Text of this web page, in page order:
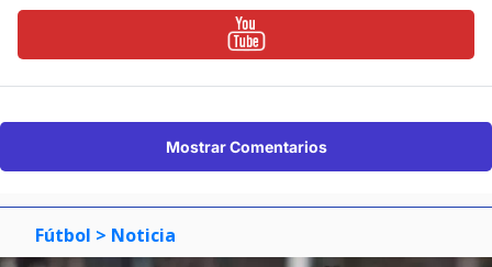
Mostrar Comentarios
Fútbol > Noticia